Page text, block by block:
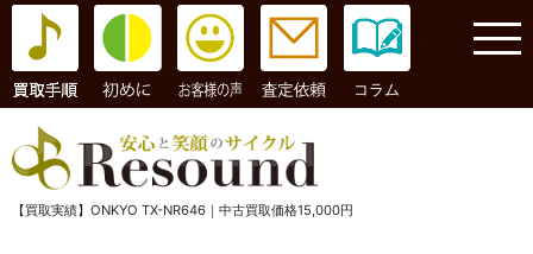
コラム
【買取実績】ONKYO TX-NR646｜中古買取価格15,000円